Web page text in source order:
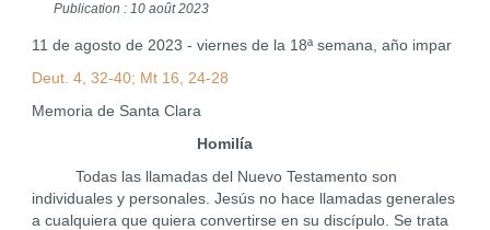
Publication : 10 août 2023
11 de agosto de 2023 - viernes de la 18ª semana, año impar
Deut. 4, 32-40; Mt 16, 24-28
Memoria de Santa Clara
Homilía
Todas las llamadas del Nuevo Testamento son
individuales y personales. Jesús no hace llamadas generales
a cualquiera que quiera convertirse en su discípulo. Se trata